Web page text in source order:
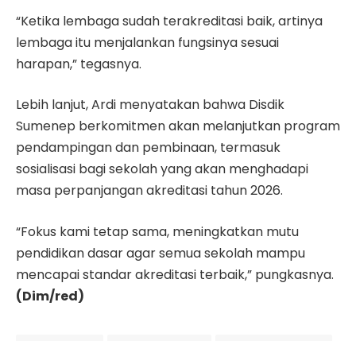
“Ketika lembaga sudah terakreditasi baik, artinya
lembaga itu menjalankan fungsinya sesuai
harapan,” tegasnya.
Lebih lanjut, Ardi menyatakan bahwa Disdik
Sumenep berkomitmen akan melanjutkan program
pendampingan dan pembinaan, termasuk
sosialisasi bagi sekolah yang akan menghadapi
masa perpanjangan akreditasi tahun 2026.
“Fokus kami tetap sama, meningkatkan mutu
pendidikan dasar agar semua sekolah mampu
mencapai standar akreditasi terbaik,” pungkasnya.
(Dim/red)